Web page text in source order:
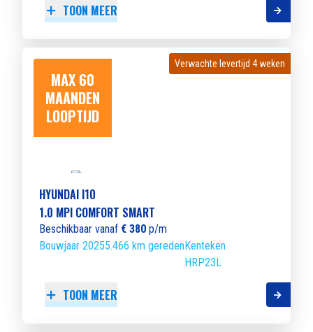
TOON MEER
MAX 60
MAANDEN
LOOPTIJD
Verwachte levertijd 4 weken
Verwachte levertijd 4 weken
HYUNDAI I10
1.0 MPI COMFORT SMART
Beschikbaar vanaf € 380 p/m
Bouwjaar 20255.466 km geredenKenteken
HRP23L
TOON MEER